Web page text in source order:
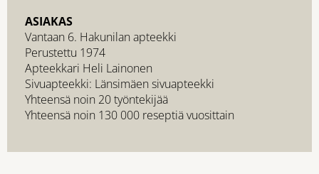
ASIAKAS
Vantaan 6. Hakunilan apteekki
Perustettu 1974
Apteekkari Heli Lainonen
Sivuapteekki: Länsimäen sivuapteekki
Yhteensä noin 20 työntekijää
Yhteensä noin 130 000 reseptiä vuosittain